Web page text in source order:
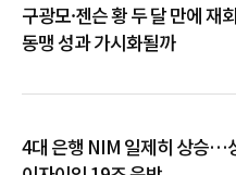
구광모·젠슨 황 두 달 만에
동맹 성과 가시화될까
4대 은행 NIM 일제히 상승…